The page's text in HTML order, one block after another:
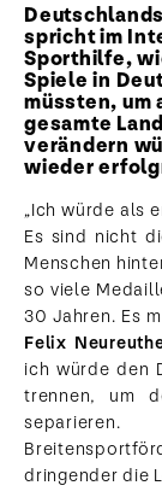
spricht im
Sporthilfe,
Spiele in
müssten, um
gesamte
verändern
wieder
„Ich würde als
Es sind nicht
Menschen
so viele
30 Jahren. Es
Felix
ich würde den
trennen, um
dringender die